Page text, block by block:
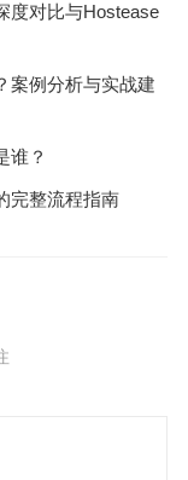
度对比与Hostease
案例分析与实战建
谁？
完整流程指南